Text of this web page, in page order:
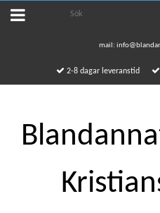
mail:
2-8 dagar leveranstid